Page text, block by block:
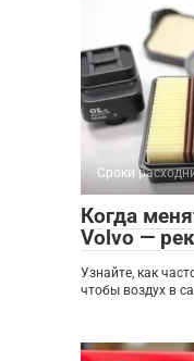
Сроки
Когда
Volvo —
Узнайте, как
чтобы воздух в